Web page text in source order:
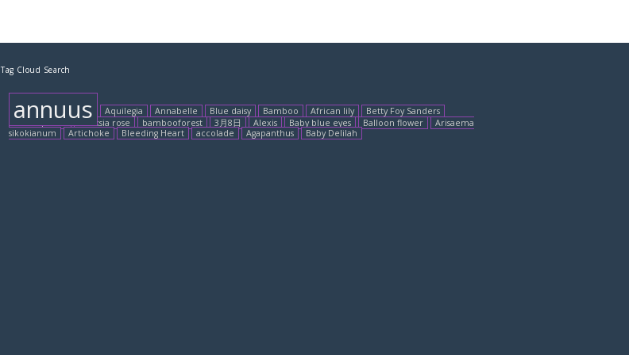
Tag Cloud Search
annuus Aquilegia Annabelle Blue daisy Bamboo African lily
Betty Foy Sanders
Adenophora
Banksia rose bambooforest 3月8日 Alexis Baby blue eyes Balloon flower
Arisaema
sikokianum
Artichoke Bleeding Heart accolade Agapanthus Baby Delilah